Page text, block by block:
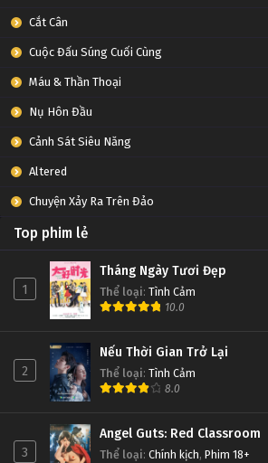
Cắt Cân
Cuộc Đấu Súng Cuối Cùng
Máu & Thần Thoại
Nụ Hôn Đầu
Cảnh Sát Siêu Năng
Altered
Chuyện Xảy Ra Trên Đảo
Top phim lẻ
1
Tháng Ngày Tươi Đẹp
Thể loại: Tình Cảm
10.0
2
Nếu Thời Gian Trở Lại
Thể loại: Tình Cảm
8.0
3
Angel Guts: Red Classroom
Thể loại: Chính kịch, Phim 18+